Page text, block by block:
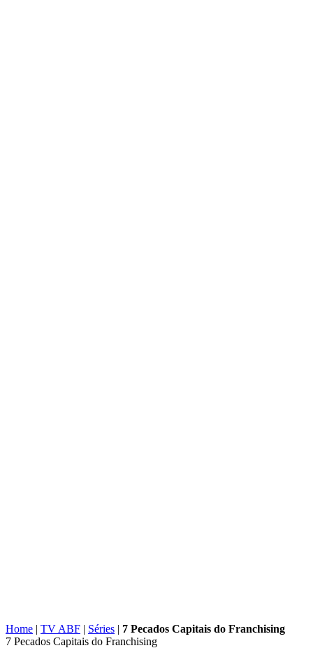
Home | TV ABF | Séries | 7 Pecados Capitais do Franchising
7 Pecados Capitais do Franchising